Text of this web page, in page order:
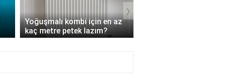
Yoğuşmalı kombi için en az
kaç metre petek lazım?
›